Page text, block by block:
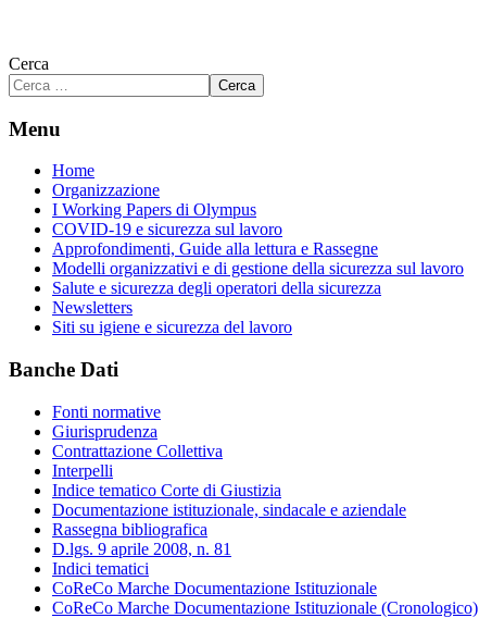
Cerca
Cerca
Menu
Home
Organizzazione
I Working Papers di Olympus
COVID-19 e sicurezza sul lavoro
Approfondimenti, Guide alla lettura e Rassegne
Modelli organizzativi e di gestione della sicurezza sul lavoro
Salute e sicurezza degli operatori della sicurezza
Newsletters
Siti su igiene e sicurezza del lavoro
Banche Dati
Fonti normative
Giurisprudenza
Contrattazione Collettiva
Interpelli
Indice tematico Corte di Giustizia
Documentazione istituzionale, sindacale e aziendale
Rassegna bibliografica
D.lgs. 9 aprile 2008, n. 81
Indici tematici
CoReCo Marche Documentazione Istituzionale
CoReCo Marche Documentazione Istituzionale (Cronologico)